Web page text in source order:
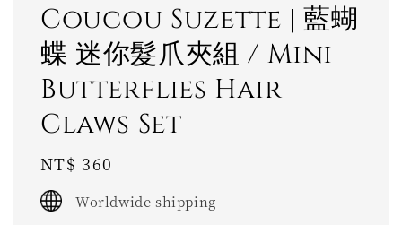
Coucou Suzette | 藍蝴
蝶 迷你髮爪夾組 / Mini
Butterflies Hair
Claws Set
Regular
price
NT$ 360
Worldwide shipping